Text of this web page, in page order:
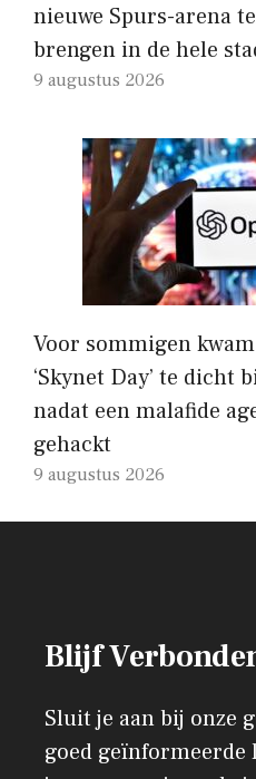
nieuwe Spurs-arena
brengen in de hele
9 augustus 2026
Voor sommigen
‘Skynet Day’ te dicht
nadat een malafide
gehackt
9 augustus 2026
Blijf
Sluit je aan bij onze
goed geïnformeerde